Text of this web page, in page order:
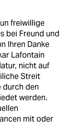
freiwillige
bei Freund und
Ihren Danke
Lafontain
nicht auf
Streit
durch den
werden.
mit oder